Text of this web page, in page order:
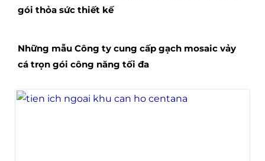
gói thỏa sức thiết kế
Những mẫu Công ty cung cấp gạch mosaic vảy
cá trọn gói công năng tối đa